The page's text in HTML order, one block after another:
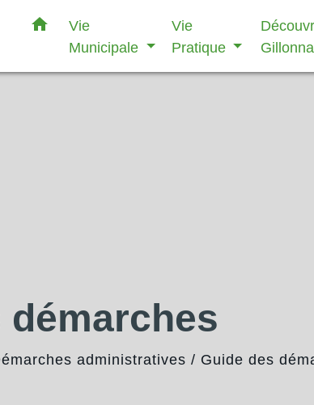
home
Vie
Municipale
Vie
Pratique
démarches
administratives / Guide des